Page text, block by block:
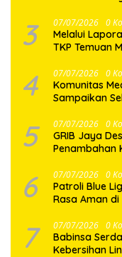
3 07/07/2026 0
Melalui
TKP Temuan
4 07/07/2026 0
Komunitas
Sampaikan
5 07/07/2026 0
GRIB Jaya
Penambahan
6 07/07/2026 0
Patroli Blue
Rasa Aman
7 07/07/2026 0
Babinsa
Kebersihan